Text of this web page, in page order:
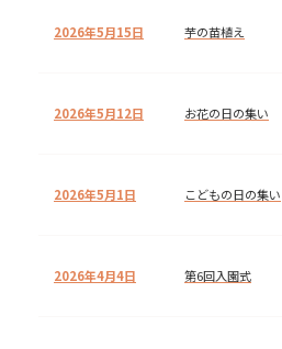
2026年5月15日 芋の苗植え
2026年5月12日 お花の日の集い
2026年5月1日 こどもの日の集い
2026年4月4日 第6回入園式